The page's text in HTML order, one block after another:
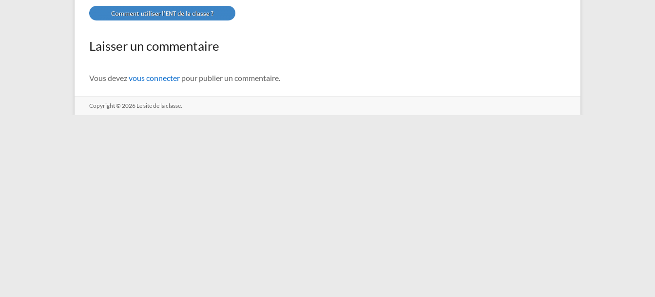
Laisser un commentaire
Vous devezvous connecter pour publier un commentaire.
Copyright © 2026 Le site de la classe.